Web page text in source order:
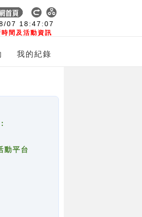
07 18:47:07
間及活動資訊
我的紀錄
平台